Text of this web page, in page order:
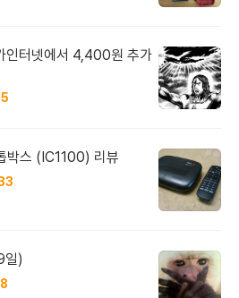
인터넷에서 4,400원 추가
박스 (IC1100) 리뷰
일)